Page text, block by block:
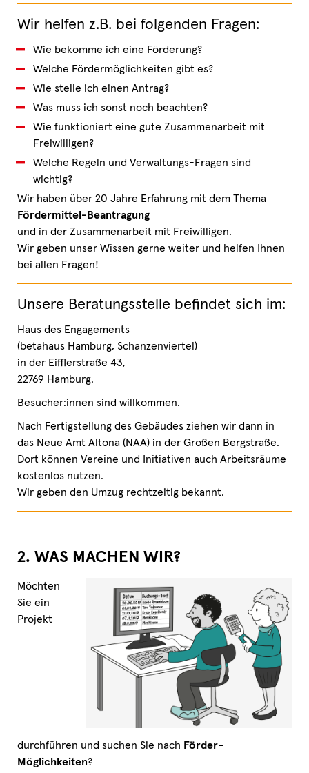
Wir helfen z.B. bei folgenden Fragen:
Wie bekomme ich eine Förderung?
Welche Fördermöglichkeiten gibt es?
Wie stelle ich einen Antrag?
Was muss ich sonst noch beachten?
Wie funktioniert eine gute Zusammenarbeit mit
Freiwilligen?
Welche Regeln und Verwaltungs-Fragen sind
wichtig?
Wir haben über 20 Jahre Erfahrung mit dem Thema
Fördermittel-Beantragung
und in der Zusammenarbeit mit Freiwilligen.
Wir geben unser Wissen gerne weiter und helfen Ihnen
bei allen Fragen!
Unsere Beratungsstelle befindet sich im:
Haus des Engagements
(betahaus Hamburg, Schanzenviertel)
in der Eifflerstraße 43,
22769 Hamburg.
Besucher:innen sind willkommen.
Nach Fertigstellung des Gebäudes ziehen wir dann in
das Neue Amt Altona (NAA) in der Großen Bergstraße.
Dort können Vereine und Initiativen auch Arbeitsräume
kostenlos nutzen.
Wir geben den Umzug rechtzeitig bekannt.
2. WAS MACHEN WIR?
Möchten
Sie ein
Projekt
durchführen und suchen Sie nach Förder-
Möglichkeiten?